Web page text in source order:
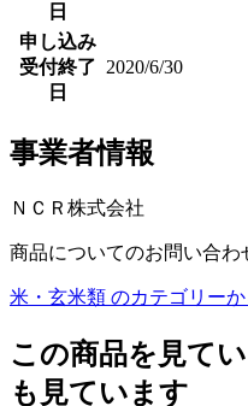
日
申し込み
受付終了
日
2020/6/30
事業者情報
ＮＣＲ株式会社
商品についてのお問い合わ
米・玄米類 のカテゴリー
この商品を見て
も見ています